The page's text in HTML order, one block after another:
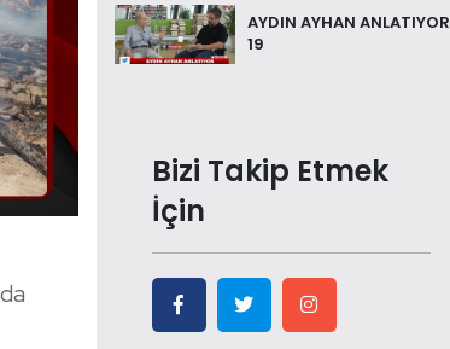
AYDIN AYHAN ANLATIYOR
19
Bizi Takip Etmek
İçin